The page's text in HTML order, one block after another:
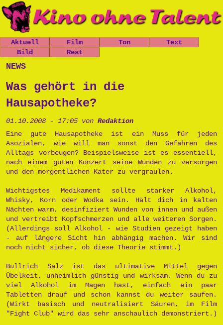
Aktuell
Nachrichten
Termine
Film
Spielfilme
n
Musik
Trailer
Politik
Unsinn
Käseburg
Ton
Das Grauen
der Tiefe
Prinzessin
Cara
Text
ar
Ausgesproche
nes
Unverständni
Postpunk
Bild
Mitfickrepor
t
Metallwaren
Popart
Tschernobyl
Rest
Links
Impressum
news
Was gehört in die
Hausapotheke?
01.10.2008 - 17:05 von Redaktion
Eine gute Hausapotheke ist ein Muss für jeden
Asozialen, wie will man sonst den Gefahren des
Alltags vorbeugen? Beispielsweise ist es essentiell,
nach einem guten Konzert seine Wunden zu versorgen
und den morgentlichen Kater zu vergraulen.
Wichtigstes Medikament sollte starker Alkohol,
Whisky, Korn oder Wodka sein. Hält dich in kalten
Nächten warm, desinfiziert Wunden von innen und außen
und vertreibt Kopfschmerzen und alle weiteren Sorgen.
(Allerdings soll Alkohol - wie Studien gezeigt haben
- auf längere Sicht hin abhängig machen. Wir sind
noch nicht sicher, ob diese Theorie stimmt.)
Bullrich Salz ist das ultimative Mittel gegen
Übelkeit, unheimlich günstig und wirksam. Wenn du zu
viel Alkohol im Magen hast, einfach ein paar
Tabletten drauf und schon kannst du weiter saufen.
(Wirkt basisch und neutralisiert Säuren, im Film
"Fight Club" wird das sehr anschaulich demonstriert.)